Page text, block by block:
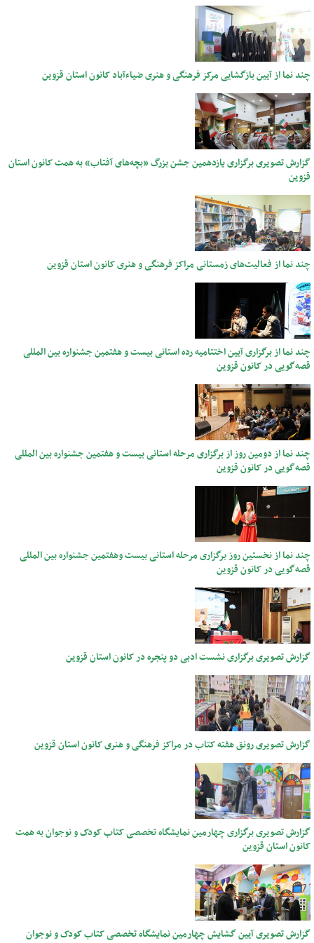
چند نما از آیین بازگشایی مرکز فرهنگی و هنری ضیاءآباد کانون استان قزوین
گزارش تصویری برگزاری یازدهمین جشن بزرگ «بچه‌های آفتاب» به همت کانون استان
قزوین
چند نما از فعالیت‌های زمستانی مراکز فرهنگی و هنری کانون استان قزوین
چند نما از برگزاری آیین اختتامیه رده استانی بیست و هفتمین جشنواره بین المللی
قصه‌گویی در کانون قزوین
چند نما از دومین روز از برگزاری مرحله استانی بیست و هفتمین جشنواره بین المللی
قصه‌گویی در کانون قزوین
چند نما از نخستین روز برگزاری مرحله استانی بیست وهفتمین جشنواره بین المللی
قصه‌گویی در کانون قزوین
گزارش تصویری برگزاری نشست ادبی دو پنجره در کانون استان قزوین
گزارش تصویری رونق هفته کتاب در مراکز فرهنگی و هنری کانون استان قزوین
گزارش تصویری برگزاری چهارمین نمایشگاه تخصصی کتاب کودک و نوجوان به همت
کانون استان قزوین
گزارش تصویری آیین گشایش چهارمین نمایشگاه تخصصی کتاب کودک و نوجوان